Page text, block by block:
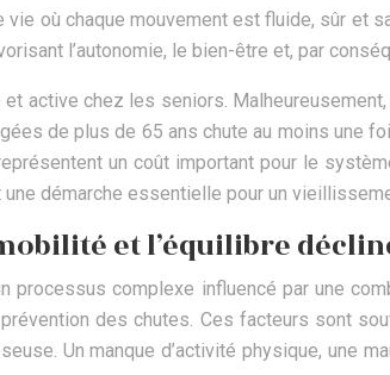
où chaque mouvement est fluide, sûr
l’autonomie, le bien-être et, par
active chez les seniors.
de plus de 65 ans chute au moins une
un coût important pour le
démarche essentielle pour un
et l’équilibre
complexe influencé par une
des chutes. Ces facteurs sont
Un manque d’activité physique, une